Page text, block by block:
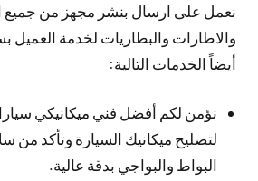
نعمل على ارسال بنشر مجهز من جميع
والاطارات والبطاريات لخدمة العميل
أيضاً الخدمات التالية:
نؤمن لكم أفضل فني ميكانيكي
لتصليح ميكانيك السيارة وتأكد من
البواط والبواجي بدقة عالية.